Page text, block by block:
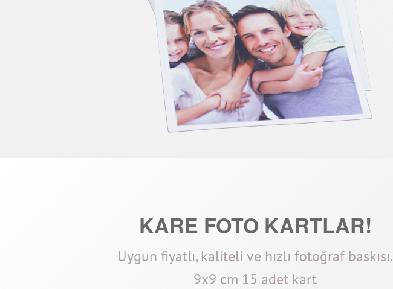
KARE FOTO KARTLAR!
Uygun fiyatlı, kaliteli ve hızlı fotoğraf baskısı.
9x9 cm 15 adet kart